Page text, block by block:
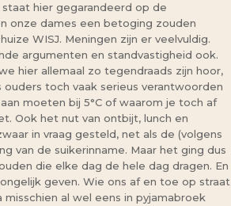
staat hier gegarandeerd op de
onze dames een betoging zouden
WISJ. Meningen zijn er veelvuldig.
argumenten en standvastigheid ook.
hier allemaal zo tegendraads zijn hoor,
ouders toch vaak serieus verantwoorden
moeten bij 5°C of waarom je toch af
Ook het nut van ontbijt, lunch en
in vraag gesteld, net als de (volgens
van de suikerinname. Maar het ging dus
die elke dag de hele dag dragen. En
geven. Wie ons af en toe op straat
al wel eens in pyjamabroek